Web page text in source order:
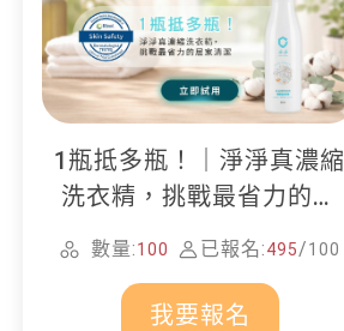
1瓶抵多瓶！｜淨淨真濃縮
洗衣精，挑戰最省力的居
家清潔
數量:100 已報名:495/100
我要報名